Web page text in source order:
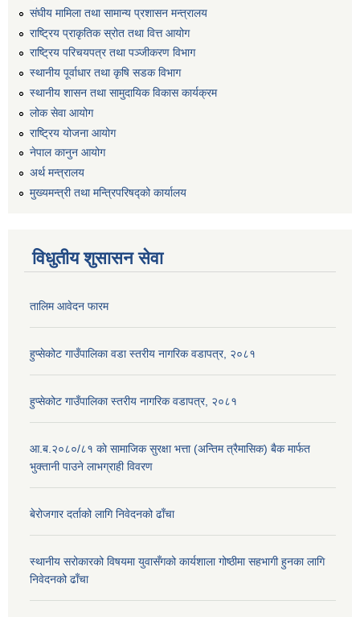
संघीय मामिला तथा सामान्य प्रशासन मन्त्रालय
राष्ट्रिय प्राकृतिक स्रोत तथा वित्त आयोग
राष्ट्रिय परिचयपत्र तथा पञ्जीकरण विभाग
स्थानीय पूर्वाधार तथा कृषि सडक विभाग
स्थानीय शासन तथा सामुदायिक विकास कार्यक्रम
लोक सेवा आयोग
राष्ट्रिय योजना आयोग
नेपाल कानुन आयोग
अर्थ मन्त्रालय
मुख्यमन्त्री तथा मन्त्रिपरिषद्को कार्यालय
विधुतीय शुसासन सेवा
तालिम आवेदन फारम
हुप्सेकोट गाउँपालिका वडा स्तरीय नागरिक वडापत्र, २०८१
हुप्सेकोट गाउँपालिका स्तरीय नागरिक वडापत्र, २०८१
आ.ब.२०८०/८१ काे सामाजिक सुरक्षा भत्ता (अन्तिम त्रैमासिक) बैक मार्फत
भुक्तानी पाउने लाभग्राही विवरण
बेरोजगार दर्ताको लागि निवेदनको ढाँचा
स्थानीय सरोकारको विषयमा युवासँगको कार्यशाला गोष्ठीमा सहभागी हुनका लागि
निवेदनको ढाँचा